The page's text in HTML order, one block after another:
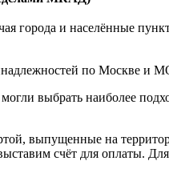
города и населённые
по Москве и
выбрать наиболее
выпущенные на
счёт для оплаты.